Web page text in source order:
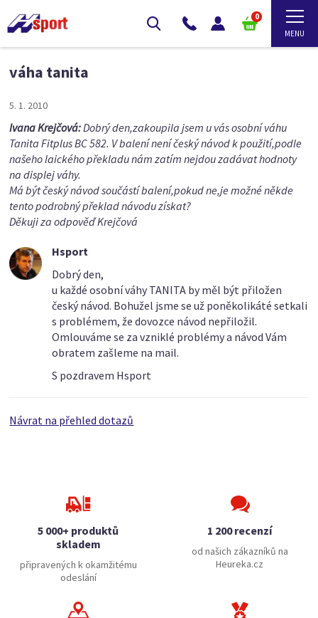
0
váha tanita
5. 1. 2010
Ivana Krejčová:Dobrý den,zakoupila jsem u vás osobní váhu
Tanita Fitplus BC 582. V balení není český návod k použití,podle
našeho laického překladu nám zatím nejdou zadávat hodnoty
na displej váhy.
Má být český návod součástí balení,pokud ne,je možné někde
tento podrobný překlad návodu získat?
Děkuji za odpověď Krejčová
Hsport
Dobrý den,
u každé osobní váhy TANITA by měl být přiložen
český návod. Bohužel jsme se už poněkolikáté setkali
s problémem, že dovozce návod nepřiložil.
Omlouváme se za vzniklé problémy a návod Vám
obratem zašleme na mail.
S pozdravem Hsport
Návrat na přehled dotazů
5 000+ produktů
skladem
připravených k okamžitému
odeslání
1 200 recenzí
od našich zákazníků na
Heureka.cz